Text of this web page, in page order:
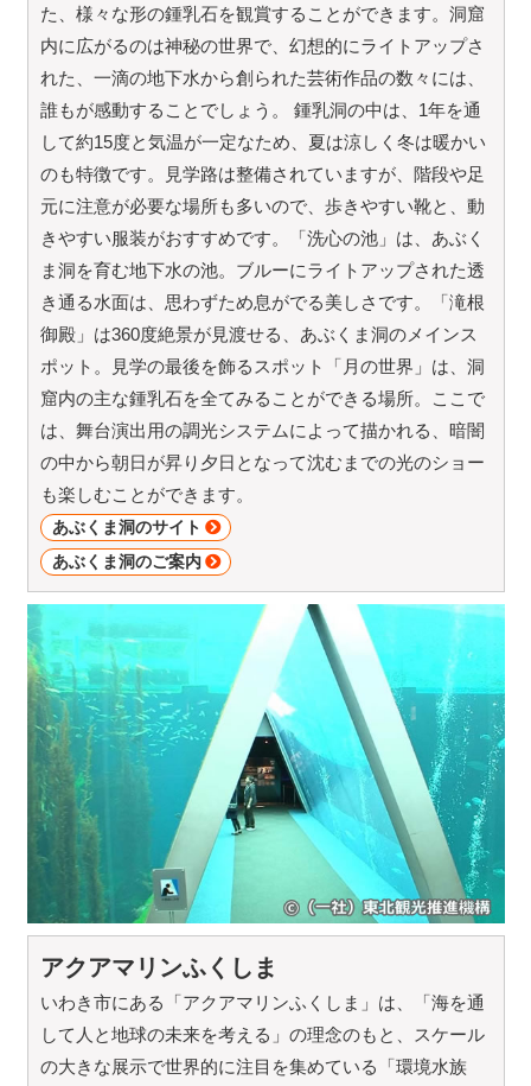
た、様々な形の鍾乳石を観賞することができます。洞窟
内に広がるのは神秘の世界で、幻想的にライトアップさ
れた、一滴の地下水から創られた芸術作品の数々には、
誰もが感動することでしょう。 鍾乳洞の中は、1年を通
して約15度と気温が一定なため、夏は涼しく冬は暖かい
のも特徴です。見学路は整備されていますが、階段や足
元に注意が必要な場所も多いので、歩きやすい靴と、動
きやすい服装がおすすめです。「洗心の池」は、あぶく
ま洞を育む地下水の池。ブルーにライトアップされた透
き通る水面は、思わずため息がでる美しさです。「滝根
御殿」は360度絶景が見渡せる、あぶくま洞のメインス
ポット。見学の最後を飾るスポット「月の世界」は、洞
窟内の主な鍾乳石を全てみることができる場所。ここで
は、舞台演出用の調光システムによって描かれる、暗闇
の中から朝日が昇り夕日となって沈むまでの光のショー
も楽しむことができます。
あぶくま洞のサイト
あぶくま洞のご案内
アクアマリンふくしま
いわき市にある「アクアマリンふくしま」は、「海を通
して人と地球の未来を考える」の理念のもと、スケール
の大きな展示で世界的に注目を集めている「環境水族